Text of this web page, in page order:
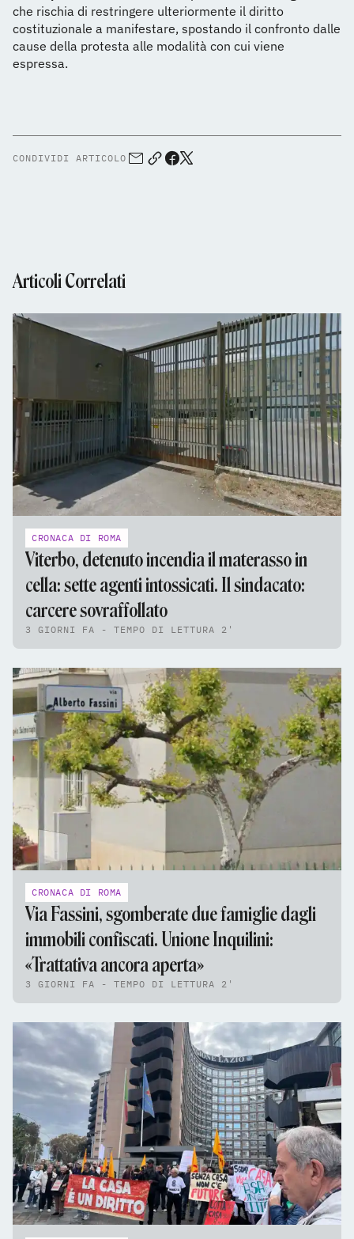
che rischia di restringere ulteriormente il diritto
costituzionale a manifestare, spostando il confronto dalle
cause della protesta alle modalità con cui viene
espressa.
CONDIVIDI ARTICOLO
Articoli Correlati
CRONACA DI ROMA
Viterbo, detenuto incendia il materasso in
cella: sette agenti intossicati. Il sindacato:
carcere sovraffollato
3 GIORNI FA - TEMPO DI LETTURA 2'
CRONACA DI ROMA
Via Fassini, sgomberate due famiglie dagli
immobili confiscati. Unione Inquilini:
«Trattativa ancora aperta»
3 GIORNI FA - TEMPO DI LETTURA 2'